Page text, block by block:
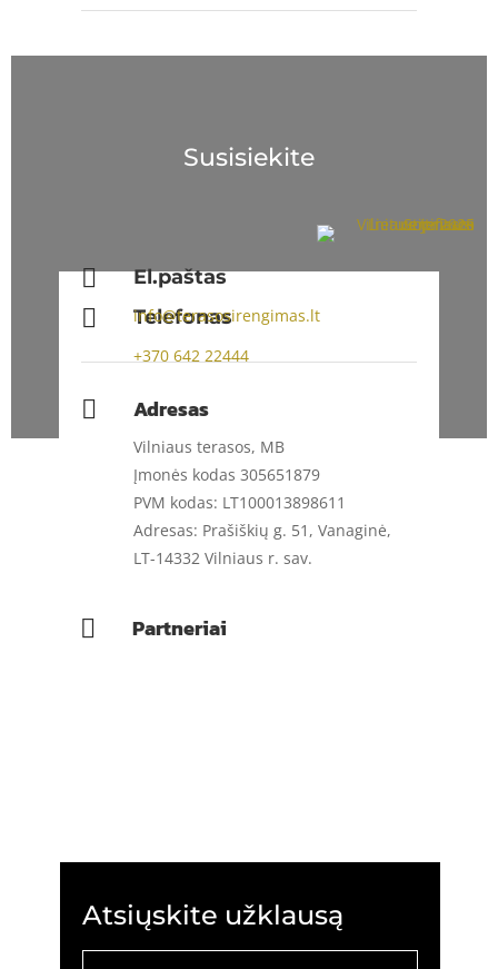
Susisiekite
 Telefonas
+370642 22444
 El.paštas
info@terasosirengimas.lt
 Adresas
Vilniaus terasos, MB
Įmonės kodas 305651879
PVM kodas: LT100013898611
Adresas: Prašiškių g. 51, Vanaginė,
LT-14332 Vilniaus r. sav.
 Partneriai
Atsiųskite užklausą